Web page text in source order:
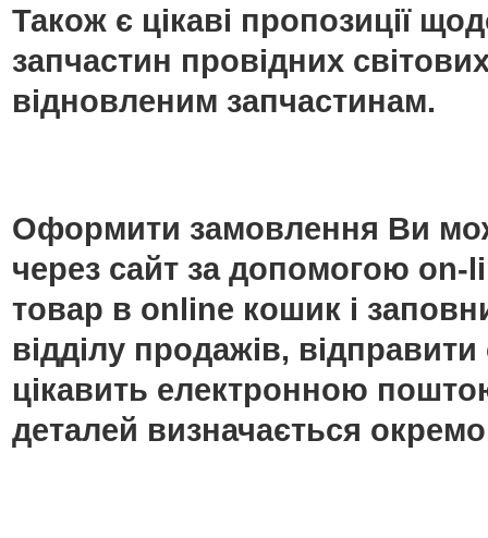
Також є цікаві пропозиції
запчастин провідних
відновленим запчастинам.
Оформити замовлення Ви
через сайт за допомогою
товар в online кошик і
відділу продажів,
цікавить електронною
деталей визначається